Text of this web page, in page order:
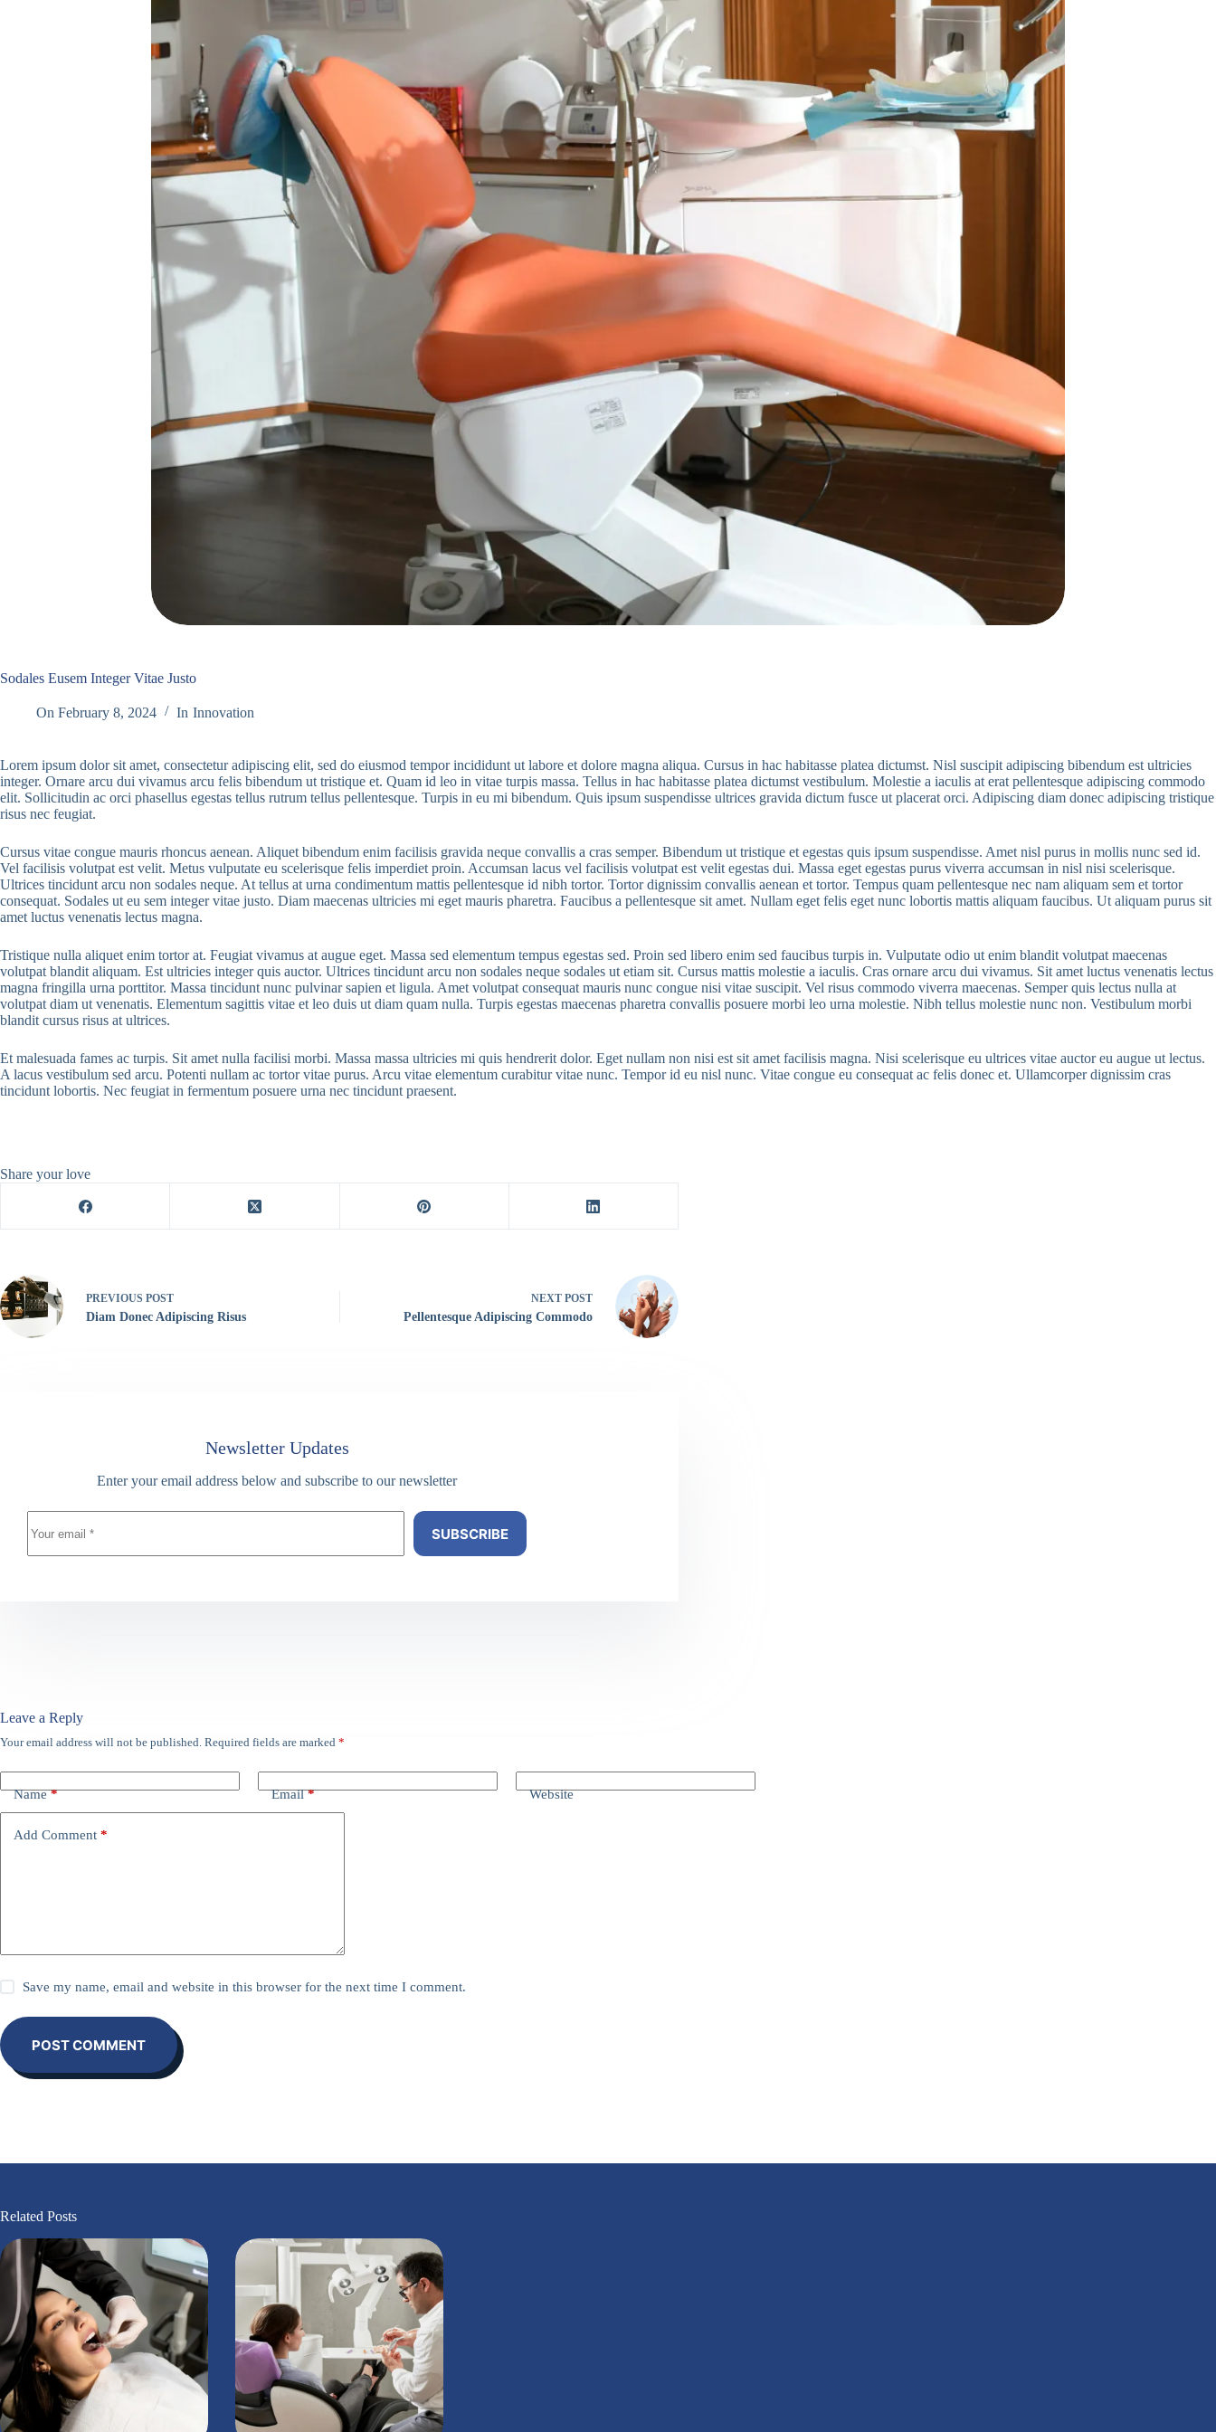
Sodales Eusem Integer Vitae Justo
On February 8, 2024 In Innovation
Lorem ipsum dolor sit amet, consectetur adipiscing elit, sed do eiusmod tempor incididunt ut labore et dolore magna aliqua. Cursus in hac habitasse platea dictumst. Nisl suscipit adipiscing bibendum est ultricies
integer. Ornare arcu dui vivamus arcu felis bibendum ut tristique et. Quam id leo in vitae turpis massa. Tellus in hac habitasse platea dictumst vestibulum. Molestie a iaculis at erat pellentesque adipiscing commodo
elit. Sollicitudin ac orci phasellus egestas tellus rutrum tellus pellentesque. Turpis in eu mi bibendum. Quis ipsum suspendisse ultrices gravida dictum fusce ut placerat orci. Adipiscing diam donec adipiscing tristique
risus nec feugiat.
Cursus vitae congue mauris rhoncus aenean. Aliquet bibendum enim facilisis gravida neque convallis a cras semper. Bibendum ut tristique et egestas quis ipsum suspendisse. Amet nisl purus in mollis nunc sed id.
Vel facilisis volutpat est velit. Metus vulputate eu scelerisque felis imperdiet proin. Accumsan lacus vel facilisis volutpat est velit egestas dui. Massa eget egestas purus viverra accumsan in nisl nisi scelerisque.
Ultrices tincidunt arcu non sodales neque. At tellus at urna condimentum mattis pellentesque id nibh tortor. Tortor dignissim convallis aenean et tortor. Tempus quam pellentesque nec nam aliquam sem et tortor
consequat. Sodales ut eu sem integer vitae justo. Diam maecenas ultricies mi eget mauris pharetra. Faucibus a pellentesque sit amet. Nullam eget felis eget nunc lobortis mattis aliquam faucibus. Ut aliquam purus sit
amet luctus venenatis lectus magna.
Tristique nulla aliquet enim tortor at. Feugiat vivamus at augue eget. Massa sed elementum tempus egestas sed. Proin sed libero enim sed faucibus turpis in. Vulputate odio ut enim blandit volutpat maecenas
volutpat blandit aliquam. Est ultricies integer quis auctor. Ultrices tincidunt arcu non sodales neque sodales ut etiam sit. Cursus mattis molestie a iaculis. Cras ornare arcu dui vivamus. Sit amet luctus venenatis lectus
magna fringilla urna porttitor. Massa tincidunt nunc pulvinar sapien et ligula. Amet volutpat consequat mauris nunc congue nisi vitae suscipit. Vel risus commodo viverra maecenas. Semper quis lectus nulla at
volutpat diam ut venenatis. Elementum sagittis vitae et leo duis ut diam quam nulla. Turpis egestas maecenas pharetra convallis posuere morbi leo urna molestie. Nibh tellus molestie nunc non. Vestibulum morbi
blandit cursus risus at ultrices.
Et malesuada fames ac turpis. Sit amet nulla facilisi morbi. Massa massa ultricies mi quis hendrerit dolor. Eget nullam non nisi est sit amet facilisis magna. Nisi scelerisque eu ultrices vitae auctor eu augue ut lectus.
A lacus vestibulum sed arcu. Potenti nullam ac tortor vitae purus. Arcu vitae elementum curabitur vitae nunc. Tempor id eu nisl nunc. Vitae congue eu consequat ac felis donec et. Ullamcorper dignissim cras
tincidunt lobortis. Nec feugiat in fermentum posuere urna nec tincidunt praesent.
Share your love
PREVIOUS POST
Diam Donec Adipiscing Risus
NEXT POST
Pellentesque Adipiscing Commodo
Newsletter Updates
Enter your email address below and subscribe to our newsletter
SUBSCRIBE
Leave a Reply
Your email address will not be published. Required fields are marked *
Name* Email* Website
Add Comment *
Save my name, email and website in this browser for the next time I comment.
POST COMMENT
Related Posts